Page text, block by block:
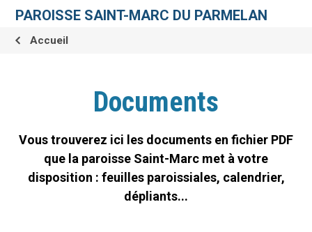
contenu.
personnelsPAROISSE SAINT-MARC DU PARMELAN
Accueil
Documents
Vous trouverez ici les documents en fichier PDF
que la paroisse Saint-Marc met à votre
disposition : feuilles paroissiales, calendrier,
dépliants...